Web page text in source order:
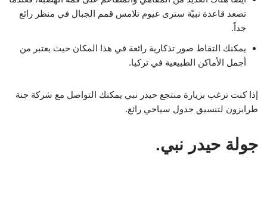
تصعد قاعدة نبيّة سترى غيوم تلامس قمم الجبال في منظر رائع
جداً.
يمكنك التقاط صور تذكارية رائعة في هذا المكان حيث يعتبر من
أجمل الأماكن الطبيعية في تركيا.
إذا كنت ترغب بزيارة منتجع حيدر نبي يمكنك التواصل مع شركة جنة
طرابزون لتنسيق جدول سياحي رائع.
جولة حيدر نبي.